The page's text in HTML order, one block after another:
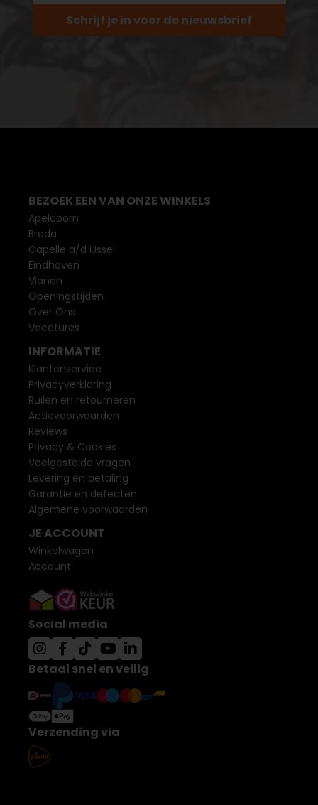
Schrijf je in voor de nieuwsbrief
BEZOEK EEN VAN ONZE WINKELS
Apeldoorn
Breda
Capelle a/d IJssel
Eindhoven
Vianen
Openingstijden
Over Ons
Vacatures
INFORMATIE
Klantenservice
Privacyverklaring
Ruilen en retourneren
Actievoorwaarden
Reviews
Privacy & Cookies
Veelgestelde vragen
Levering en betaling
Garantie en defecten
Algemene voorwaarden
JE ACCOUNT
Winkelwagen
Account
Social media
Betaal snel en veilig
Verzending via